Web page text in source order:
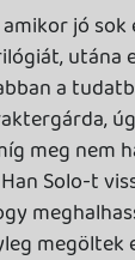
#062hq
sokkal többet ér,
mondják. Az első
volt a
a hatalmas
és úgy sokkal
apróságokra is